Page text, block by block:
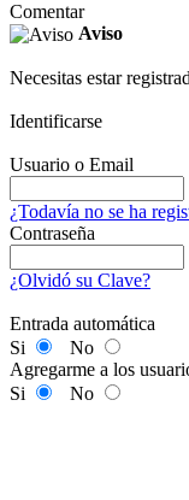
Comentar
Aviso
Necesitas estar
Identificarse
Usuario o Email
¿Todavía no se ha
Contraseña
¿Olvidó su Clave?
Entrada automática
Si
No
Agregarme a los
Si
No